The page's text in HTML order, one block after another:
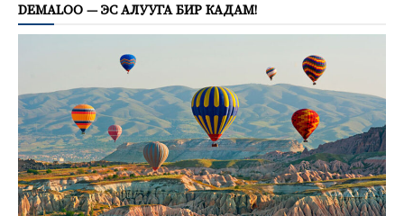
DEMALOO — ЭС АЛУУГА БИР КАДАМ!